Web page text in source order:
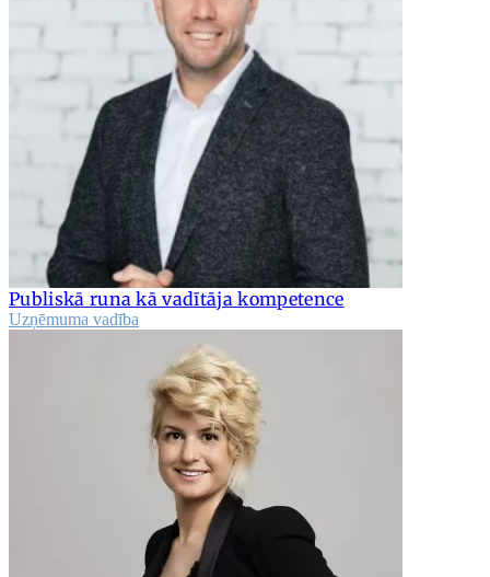
Publiskā runa kā vadītāja kompetence
Uzņēmuma vadība